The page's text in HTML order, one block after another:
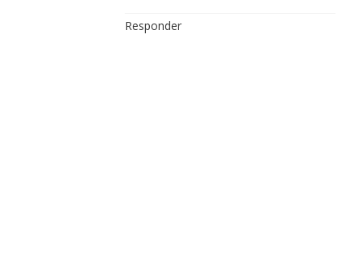
Responder